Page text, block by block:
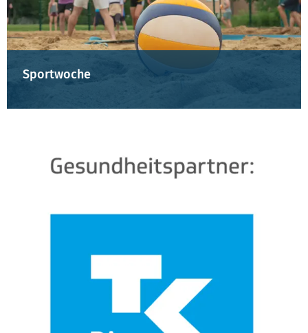
Sportwoche